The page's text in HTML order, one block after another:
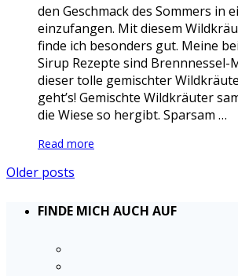
den Geschmack des Sommers in
einzufangen. Mit diesem
finde ich besonders gut. Meine
Sirup Rezepte sind Brennnessel-
dieser tolle gemischter
geht’s! Gemischte Wildkräuter
die Wiese so hergibt. Sparsam …
Read more
Older posts
FINDE MICH AUCH AUF